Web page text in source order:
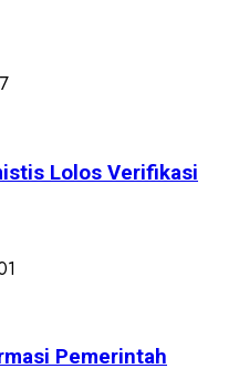
Lolos Verifikasi
Pemerintah